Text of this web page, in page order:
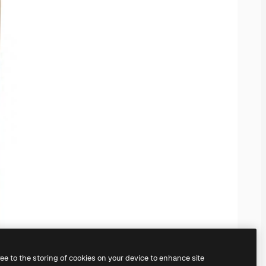
to the storing of cookies on your device to enhance site